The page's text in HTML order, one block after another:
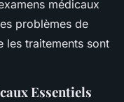
médicaux
problèmes de
les traitements sont
Essentiels